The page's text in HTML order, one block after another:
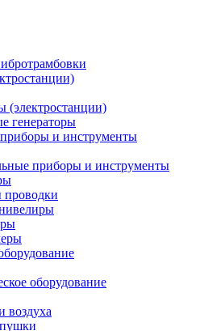
(электростанции)
генераторы
и инструменты
приборы и инструменты
проводки
оборудование
воздуха